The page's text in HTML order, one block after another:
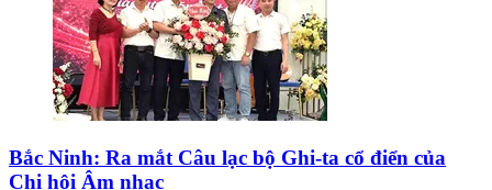
Bắc Ninh: Ra mắt Câu lạc bộ Ghi-ta cổ điển của
Chi hội Âm nhạc